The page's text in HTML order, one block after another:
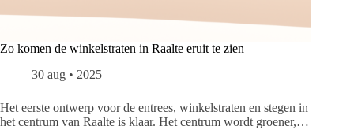
Zo komen de winkelstraten in Raalte eruit te zien
30 aug • 2025
Het eerste ontwerp voor de entrees, winkelstraten en stegen in
het centrum van Raalte is klaar. Het centrum wordt groener,…